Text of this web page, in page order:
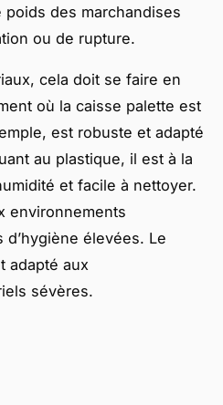
des marchandises
ou de rupture.
cela doit se faire en
où la caisse palette est
est robuste et adapté
au plastique, il est à la
et facile à nettoyer.
environnements
élevées. Le
adapté aux
sévères.